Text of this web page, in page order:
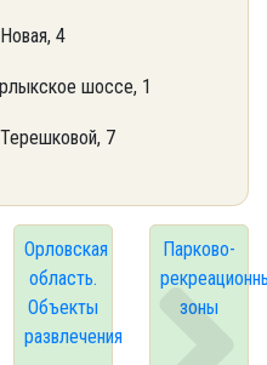
4
шоссе, 1
7
Орловская
область.
Объекты
развлечения
Парково-
зоны